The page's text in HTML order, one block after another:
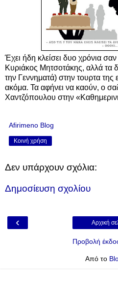
Έχει ήδη κλείσει δυο χρόνια
Κυριάκος Μητσοτάκης, αλλά τα
την Γεννηματά) στην τουρτα της
ακόμα. Τα αφήνει να καούν, ο
Χαντζόπουλου στην
Afirimeno Blog
Κοινή χρήση
Δεν υπάρχουν σχόλια:
Δημοσίευση σχολίου
‹ Αρχική
Προβολή
Από το